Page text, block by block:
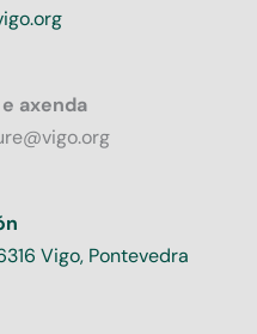
axenda
Vigo, Pontevedra